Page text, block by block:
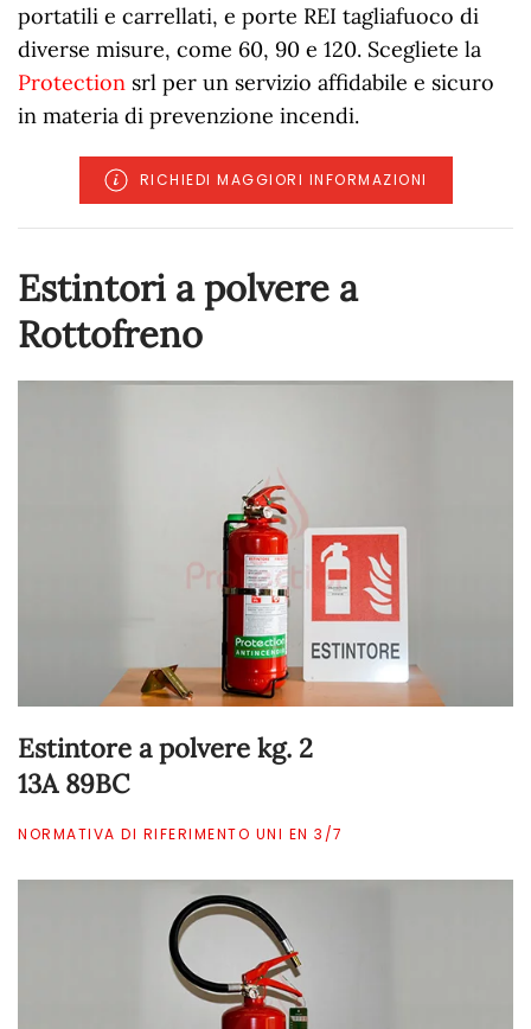
portatili e carrellati, e porte REI tagliafuoco di
diverse misure, come 60, 90 e 120. Scegliete la
Protection srl per un servizio affidabile e sicuro
in materia di prevenzione incendi.
RICHIEDI MAGGIORI INFORMAZIONI
Estintori a polvere a
Rottofreno
Estintore a polvere kg. 2
13A 89BC
NORMATIVA DI RIFERIMENTO UNI EN 3/7